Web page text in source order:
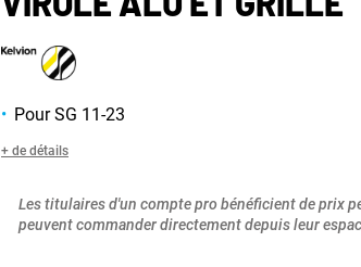
Pour SG 11-23
+ de détails
Les titulaires d'un compte pro bénéficient de prix
peuvent commander directement depuis leur